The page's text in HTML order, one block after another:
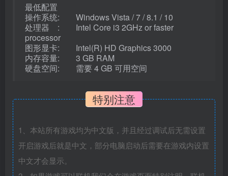
最低配置
操作系统: Windows Vista / 7 / 8.1 / 10
处理器 : Intel Core i3 2GHz or faster
processor
图形显卡: Intel(R) HD Graphics 3000
内存容量: 3 GB RAM
硬盘空间: 需要 4 GB 可用空间
特别注意
1、本站所有游戏均为中文版，并且经过调试后无需设置
开启游戏后就是中文，部分电脑启动后需要在游戏内设置
中文才会显示。